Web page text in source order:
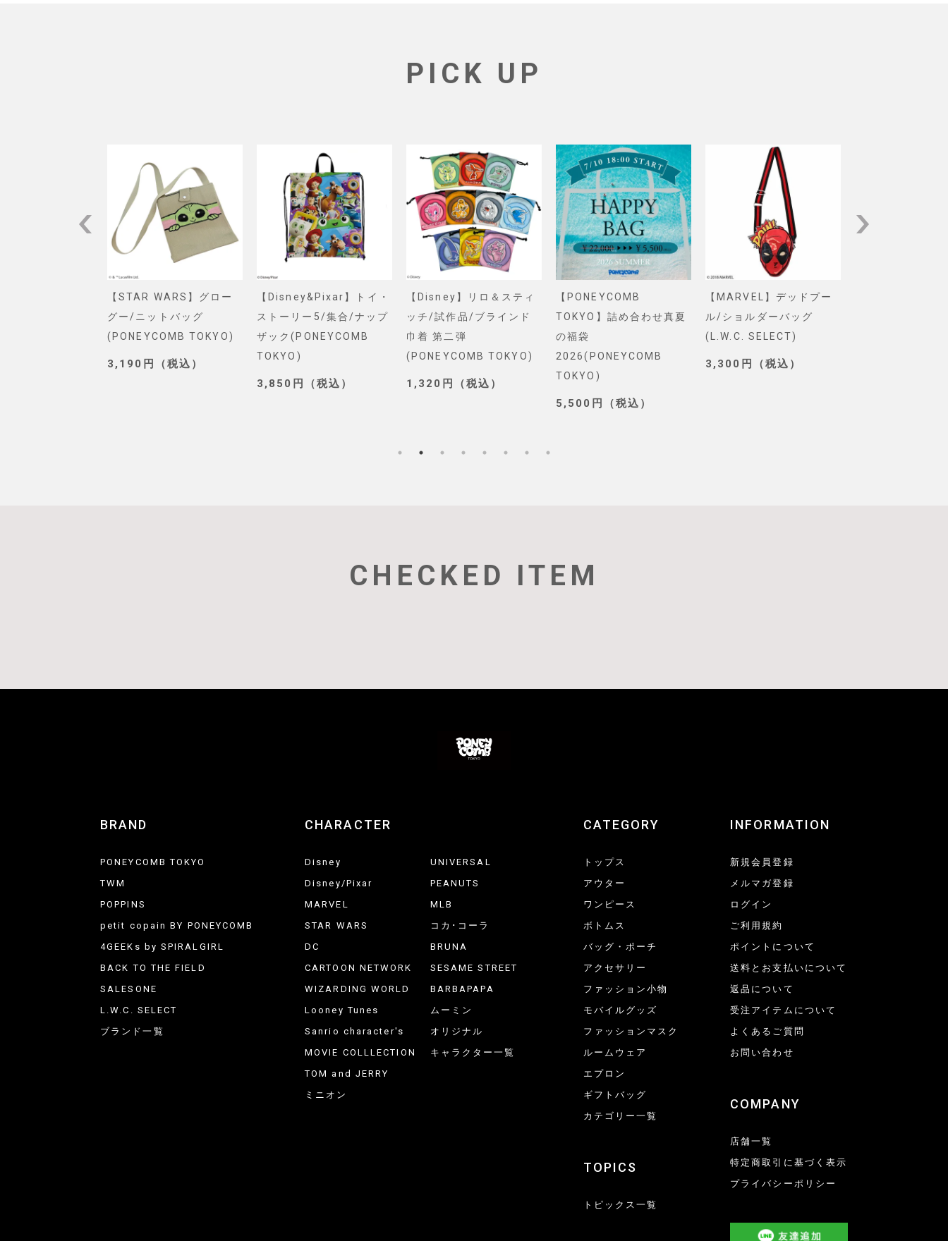
PICK UP
【STAR WARS】グロー
グー/ニットバッグ
(PONEYCOMB TOKYO)
3,190円（税込）
【Disney&Pixar】トイ・
ストーリー5/集合/ナップ
ザック(PONEYCOMB
TOKYO)
3,850円（税込）
【Disney】リロ＆スティ
ッチ/試作品/ブラインド
巾着 第二弾
(PONEYCOMB TOKYO)
1,320円（税込）
【PONEYCOMB
TOKYO】詰め合わせ真夏
の福袋
2026(PONEYCOMB
TOKYO)
5,500円（税込）
【MARVEL】デッドプー
ル/ショルダーバッグ
(L.W.C. SELECT)
3,300円（税込）
CHECKED ITEM
BRAND
PONEYCOMB TOKYO
TWM
POPPINS
petit copain BY PONEYCOMB
4GEEKs by SPIRALGIRL
BACK TO THE FIELD
SALESONE
L.W.C. SELECT
ブランド一覧
CHARACTER
Disney
Disney/Pixar
MARVEL
STAR WARS
DC
CARTOON NETWORK
WIZARDING WORLD
Looney Tunes
Sanrio character's
MOVIE COLLLECTION
TOM and JERRY
ミニオン
UNIVERSAL
PEANUTS
MLB
コカ･コーラ
BRUNA
SESAME STREET
BARBAPAPA
ムーミン
オリジナル
キャラクター一覧
CATEGORY
トップス
アウター
ワンピース
ボトムス
バッグ・ポーチ
アクセサリー
ファッション小物
モバイルグッズ
ファッションマスク
ルームウェア
エプロン
ギフトバッグ
カテゴリー一覧
TOPICS
トピックス一覧
INFORMATION
新規会員登録
メルマガ登録
ログイン
ご利用規約
ポイントについて
送料とお支払いについて
返品について
受注アイテムについて
よくあるご質問
お問い合わせ
COMPANY
店舗一覧
特定商取引に基づく表示
プライバシーポリシー